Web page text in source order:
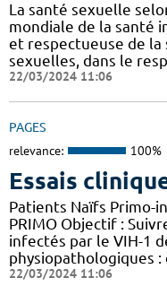
La santé sexuelle
mondiale de la santé
et respectueuse de
sexuelles, dans le
22/03/2024 11:06
PAGES
relevance: 100%
Essais
Patients Naïfs Primo-
PRIMO Objectif :
infectés par le VIH-1
physiopathologiques
22/03/2024 11:06